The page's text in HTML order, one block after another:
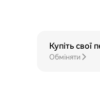
Купіть свої
Обміняти